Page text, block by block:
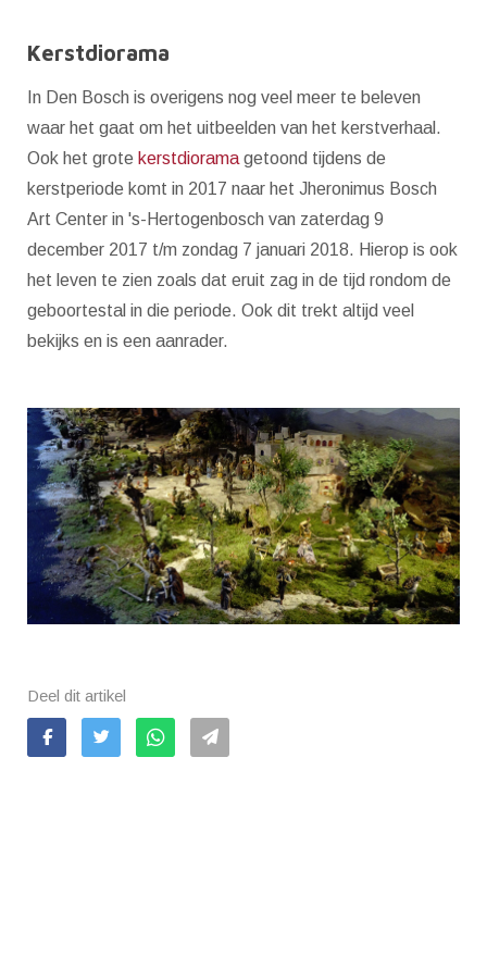
Kerstdiorama
In Den Bosch is overigens nog veel meer te beleven
waar het gaat om het uitbeelden van het kerstverhaal.
Ook het grote kerstdioramagetoond tijdens de
kerstperiode komt in 2017 naar het Jheronimus Bosch
Art Center in 's-Hertogenbosch van zaterdag 9
december 2017 t/m zondag 7 januari 2018. Hierop is ook
het leven te zien zoals dat eruit zag in de tijd rondom de
geboortestal in die periode. Ook dit trekt altijd veel
bekijks en is een aanrader.
Deel dit artikel